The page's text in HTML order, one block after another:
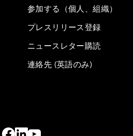
参加する（個人、組織）
プレスリリース登録
ニュースレター購読
連絡先 (英語のみ)